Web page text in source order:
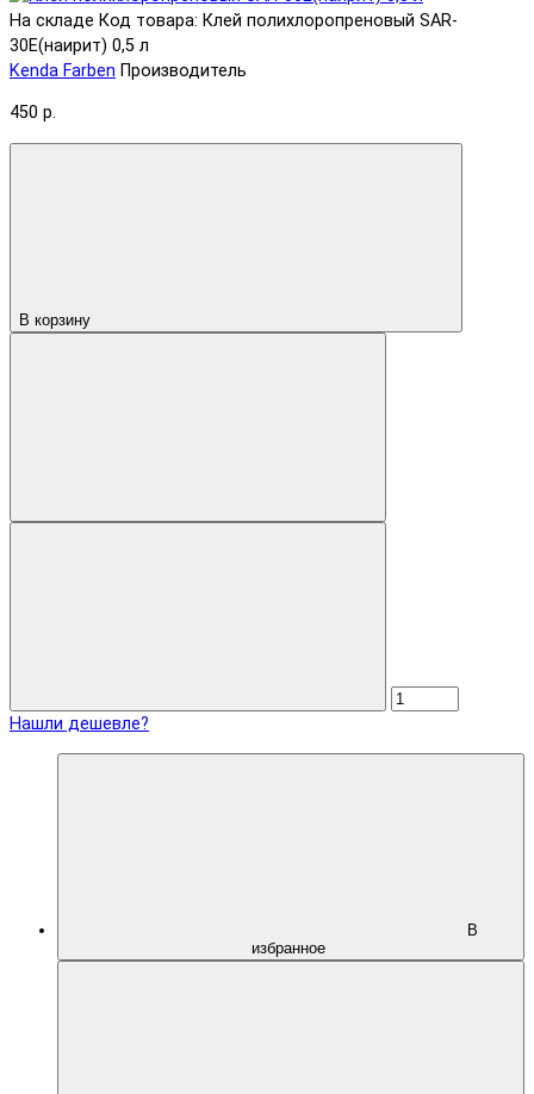
На складе Код товара: Клей полихлоропреновый SAR-
30E(наирит) 0,5 л
Kenda Farben Производитель
450 р.
В корзину
Нашли дешевле?
В
избранное